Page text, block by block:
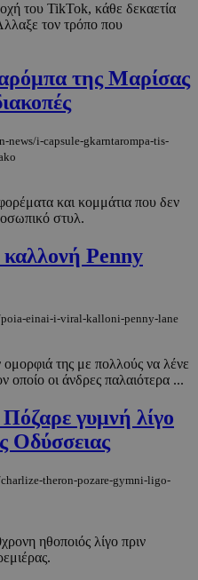
του TikTok, κάθε δεκαετία
τον τρόπο που
της Μαρίσας
news/i-capsule-gkarntarompa-tis-
και κομμάτια που δεν
στυλ.
Penny
einai-i-viral-kalloni-penny-lane
της με πολλούς να λένε
οποίο οι άνδρες παλαιότερα ...
γυμνή λίγο
Οδύσσειας
theron-pozare-gymni-ligo-
ηθοποιός λίγο πριν
.entelia-
adserver.com
19 λεπτά
www.must.com.cy